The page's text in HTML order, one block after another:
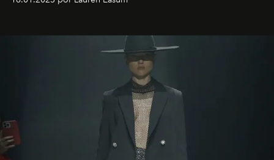
transportador AMTD abrindo caminho para muitos
por propósitos, com um claro senso de missão na vida e